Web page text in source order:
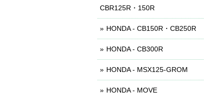
CBR125R・150R
HONDA - CB150R・CB250R
HONDA - CB300R
HONDA - MSX125-GROM
HONDA - MOVE